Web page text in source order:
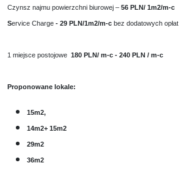
Czynsz najmu powierzchni biurowej – 56 PLN/ 1m2/m-c
Service Charge - 29 PLN/1m2/m-c bez dodatowych opłat
1 miejsce postojowe 180 PLN/ m-c - 240 PLN / m-c
Proponowane lokale:
15m2,
14m2+ 15m2
29m2
36m2